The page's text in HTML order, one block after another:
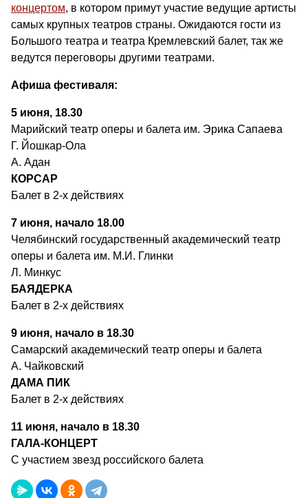
концертом, в котором примут участие ведущие артисты
самых крупных театров страны. Ожидаются гости из
Большого театра и театра Кремлевский балет, так же
ведутся переговоры другими театрами.
Афиша фестиваля:
5 июня, 18.30
Марийский театр оперы и балета им. Эрика Сапаева
Г. Йошкар-Ола
А. Адан
КОРСАР
Балет в 2-х действиях
7 июня, начало 18.00
Челябинский государственный академический театр
оперы и балета им. М.И. Глинки
Л. Минкус
БАЯДЕРКА
Балет в 2-х действиях
9 июня, начало в 18.30
Самарский академический театр оперы и балета
А. Чайковский
ДАМА ПИК
Балет в 2-х действиях
11 июня, начало в 18.30
ГАЛА-КОНЦЕРТ
С участием звезд российского балета